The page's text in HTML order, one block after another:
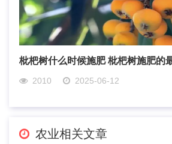
枇杷树什么时候施肥 枇杷树施肥的
2010 2025-06-12
农业相关文章